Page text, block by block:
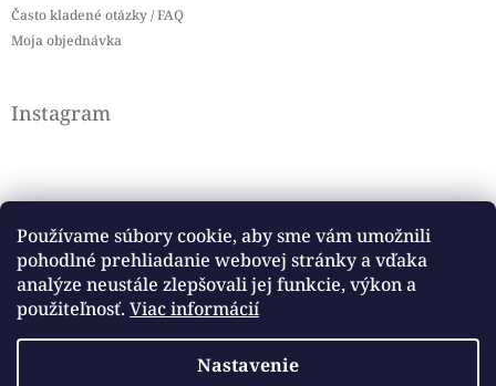
Používame súbory cookie, aby sme vám umožnili
pohodlné prehliadanie webovej stránky a vďaka
analýze neustále zlepšovali jej funkcie, výkon a
použiteľnosť. Viac informácií
Nastavenie
Často kladené otázky / FAQ
Moja objednávka
Instagram
Sledovať na Instagrame
Facebook